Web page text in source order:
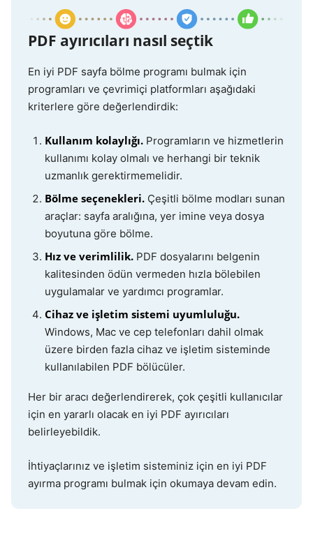
PDF ayırıcıları nasıl seçtik
En iyi PDF sayfa bölme programı bulmak için
programları ve çevrimiçi platformları aşağıdaki
kriterlere göre değerlendirdik:
Kullanım kolaylığı. Programların ve hizmetlerin
kullanımı kolay olmalı ve herhangi bir teknik
uzmanlık gerektirmemelidir.
Bölme seçenekleri. Çeşitli bölme modları sunan
araçlar: sayfa aralığına, yer imine veya dosya
boyutuna göre bölme.
Hız ve verimlilik. PDF dosyalarını belgenin
kalitesinden ödün vermeden hızla bölebilen
uygulamalar ve yardımcı programlar.
Cihaz ve işletim sistemi uyumluluğu.
Windows, Mac ve cep telefonları dahil olmak
üzere birden fazla cihaz ve işletim sisteminde
kullanılabilen PDF bölücüler.
Her bir aracı değerlendirerek, çok çeşitli kullanıcılar
için en yararlı olacak en iyi PDF ayırıcıları
belirleyebildik.
İhtiyaçlarınız ve işletim sisteminiz için en iyi PDF
ayırma programı bulmak için okumaya devam edin.